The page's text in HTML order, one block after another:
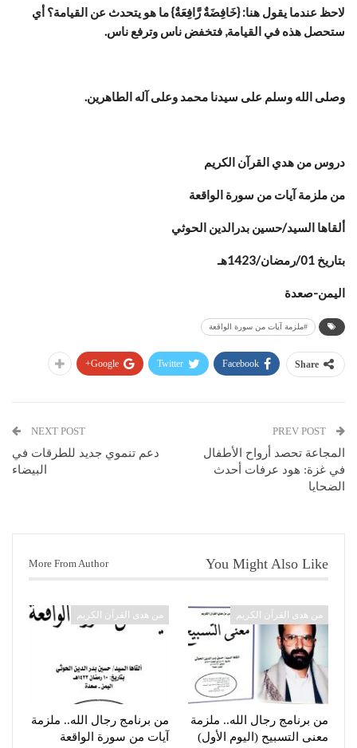
لاحظ عندما يقول هنا: {خَافِضَةٌ رَّافِعَةٌ} ما هو يتحدث عن القيامة؟ أي
ستحصل هذه في القيامة, فتخفض ناس وترفع ناس.
وصلى الله وسلم على سيدنا محمد وعلى آله الطاهرين.
دروس من هدي القرآن الكريم
من ملزمة آيات من سورة الواقعة
‏ألقاها السيد/حسين بدرالدين الحوثي
بتاريخ 01/رمضان/1423هـ
اليمن-صعدة
#ملزمة آيات من سورة الواقعة
Share
Facebook
Twitter
Google+
المجاعة تحصد أرواح الأطفال
في غزة: هود عرفات أحدث
الضحايا
NEXT POST
دعم تنموي جديد للطرقات في
البيضاء
You Might Also Like
More From Author
من هدى القرآن الكريم
من برنامج رجال الله.. ملزمة
معنى التسبيح (اليوم الأول)
من هدى القرآن الكريم
من برنامج رجال الله.. ملزمة
آيات من سورة الواقعة